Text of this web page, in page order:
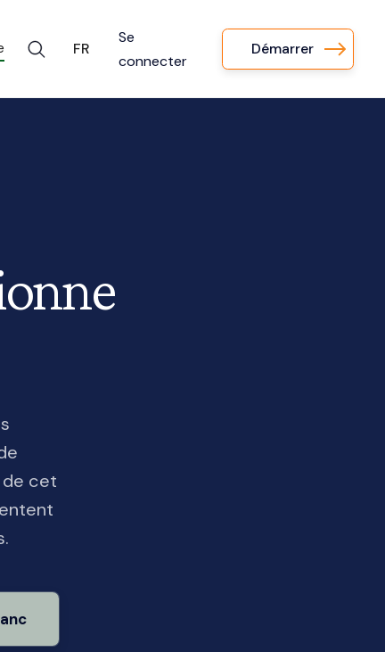
FR
Se
connecter
Démarrer
de cet